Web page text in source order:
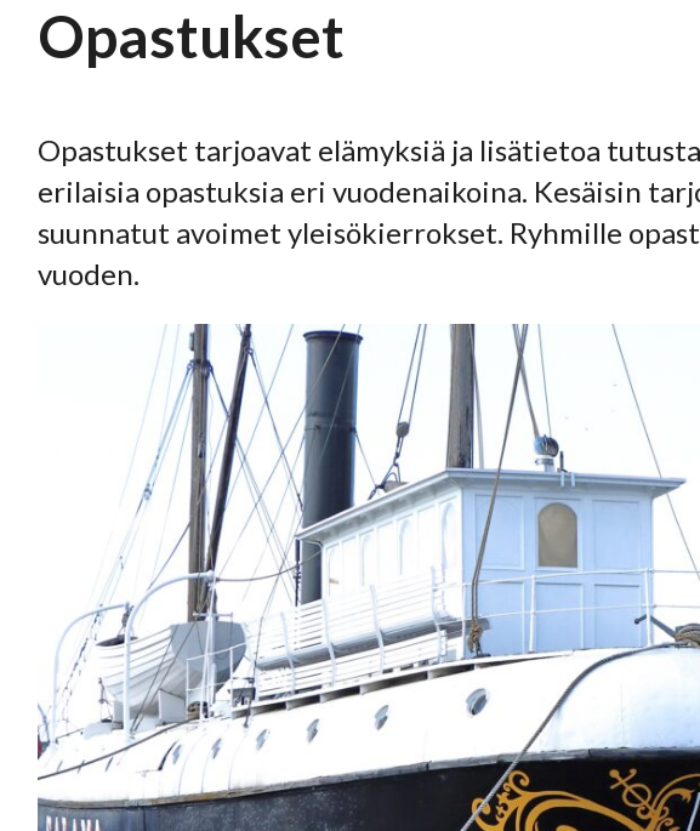
Opastukset
Opastukset tarjoavat elämyksiä ja lisätietoa
erilaisia opastuksia eri vuodenaikoina. Kesäisin
suunnatut avoimet yleisökierrokset. Ryhmille
vuoden.